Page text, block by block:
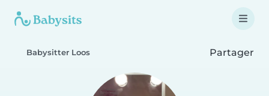
Babysitter Loos Partager